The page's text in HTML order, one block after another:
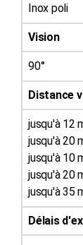
Inox poli
Vision
90°
Distance
jusqu'à 12
jusqu'à 20
jusqu'à 10
jusqu'à 20
jusqu'à 35
Délais